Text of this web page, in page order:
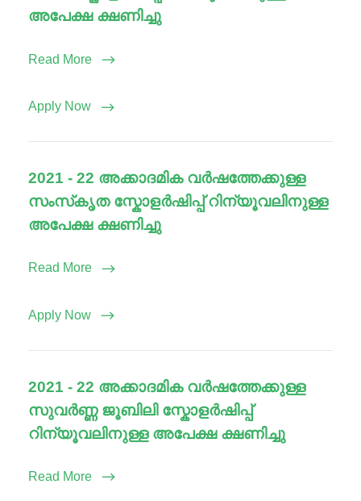
അപേക്ഷ ക്ഷണിച്ചു
Read More
Apply Now
2021 - 22 അക്കാദമിക വർഷത്തേക്കുള്ള
സംസ്‌കൃത സ്കോളർഷിപ്പ് റിന്യൂവലിനുള്ള
അപേക്ഷ ക്ഷണിച്ചു
Read More
Apply Now
2021 - 22 അക്കാദമിക വർഷത്തേക്കുള്ള
സുവർണ്ണ ജൂബിലി സ്കോളർഷിപ്പ്
റിന്യൂവലിനുള്ള അപേക്ഷ ക്ഷണിച്ചു
Read More